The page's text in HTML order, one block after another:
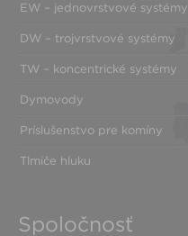
EW – jednovrstvové systémy
DW – trojvrstvové systémy
TW – koncentrické systémy
Dymovody
Príslušenstvo pre komíny
Tlmiče hluku
Spoločnosť